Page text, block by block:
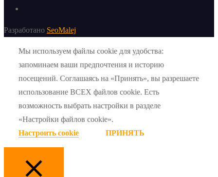
Разработано SeoMalej
Мы используем файлы cookie для удобства:
запоминаем ваши предпочтения и историю
посещений. Соглашаясь на «Принять», вы разрешаете
использование ВСЕХ файлов cookie. Есть
возможность выбрать настройки в разделе
«Настройки файлов cookie».
Настроить cookie
ПРИНЯТЬ